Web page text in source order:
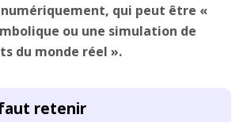
qui peut être «
ou une simulation de
du monde réel ».